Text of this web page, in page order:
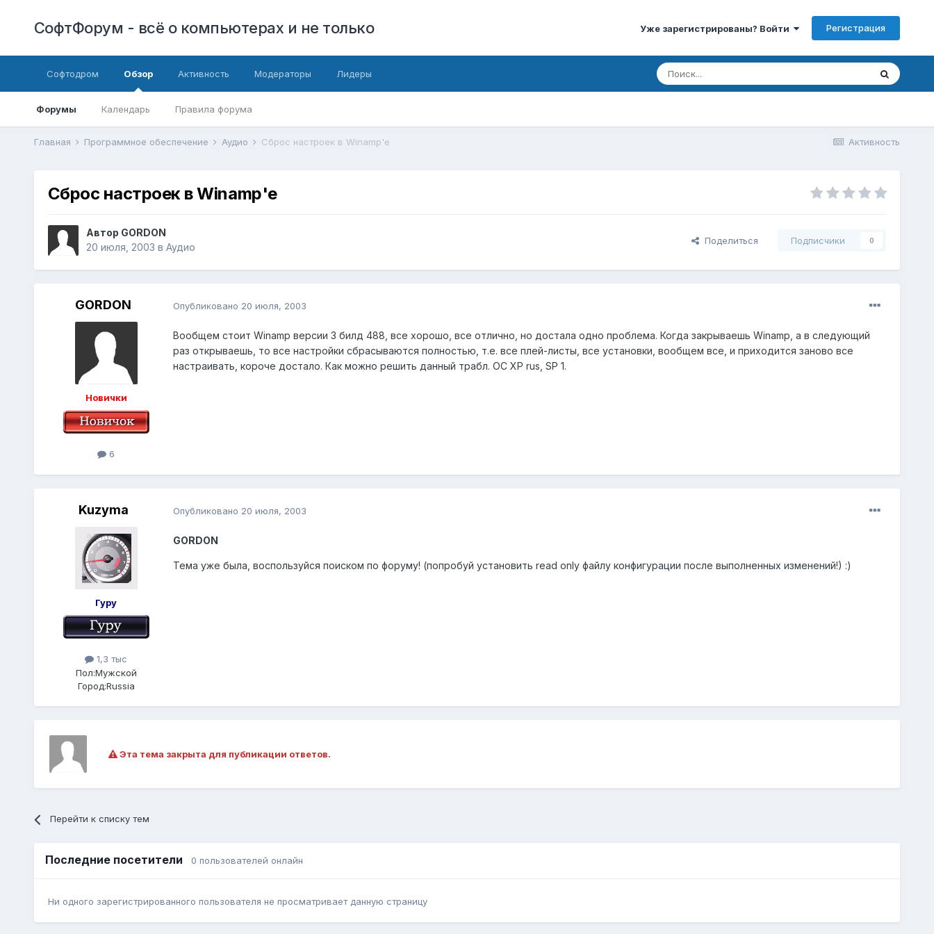
СофтФорум - всё о компьютерах и не только Уже зарегистрированы? Войти Регистрация
Софтодром Обзор
Форумы Календарь Правила форума
Активность Модераторы Лидеры
Активность
Главная Программное обеспечение Аудио Сброс настроек в Winamp'e
Сброс настроек в Winamp'e
Автор GORDON
20 июля, 2003 в Аудио
Поделиться Подписчики 0
GORDON
Новички
6
Опубликовано 20 июля, 2003
Вообщем стоит Winamp версии 3 билд 488, все хорошо, все отлично, но достала одно проблема. Когда закрываешь Winamp, а в следующий
раз открываешь, то все настройки сбрасываются полностью, т.е. все плей-листы, все установки, вообщем все, и приходится заново все
настраивать, короче достало. Как можно решить данный трабл. ОС ХР rus, SP 1.
Kuzyma
Гуру
1,3 тыс
Пол:Мужской
Город:Russia
Опубликовано 20 июля, 2003
GORDON
Тема уже была, воспользуйся поиском по форуму! (попробуй установить read only файлу конфигурации после выполненных изменений!) :)
Эта тема закрыта для публикации ответов.
Перейти к списку тем
Последние посетители 0 пользователей онлайн
Ни одного зарегистрированного пользователя не просматривает данную страницу